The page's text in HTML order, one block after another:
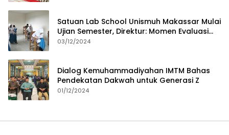
Satuan Lab School Unismuh Makassar Mulai
Ujian Semester, Direktur: Momen Evaluasi
Proses Pembelajaran
03/12/2024
Dialog Kemuhammadiyahan IMTM Bahas
Pendekatan Dakwah untuk Generasi Z
01/12/2024